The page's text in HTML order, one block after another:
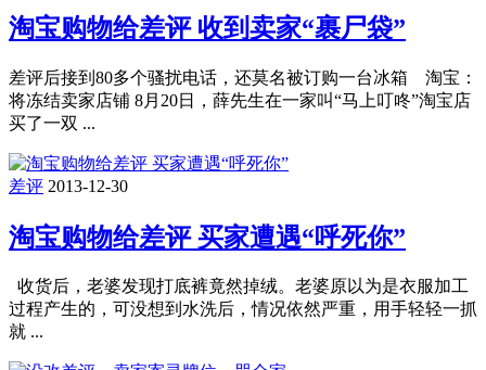
淘宝购物给差评 收到卖家“裹尸袋”
差评后接到80多个骚扰电话，还莫名被订购一台冰箱 淘宝：
将冻结卖家店铺 8月20日，薛先生在一家叫“马上叮咚”淘宝店
买了一双 ...
差评 2013-12-30
淘宝购物给差评 买家遭遇“呼死你”
收货后，老婆发现打底裤竟然掉绒。老婆原以为是衣服加工
过程产生的，可没想到水洗后，情况依然严重，用手轻轻一抓
就 ...